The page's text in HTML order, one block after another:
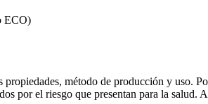
ECO)
método de producción y uso.
por el riesgo que presentan para la salud.